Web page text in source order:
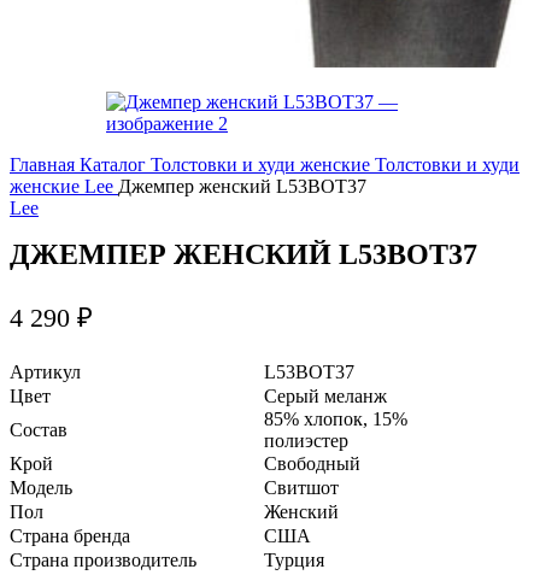
Главная Каталог Толстовки и худи женские Толстовки и худи
женские Lee Джемпер женский L53BOT37
Lee
ДЖЕМПЕР ЖЕНСКИЙ L53BOT37
4 290 ₽
Артикул
L53BOT37
Цвет
Серый меланж
Состав
85% хлопок, 15%
полиэстер
Крой
Свободный
Модель
Свитшот
Пол
Женский
Страна бренда
США
Страна производитель
Турция